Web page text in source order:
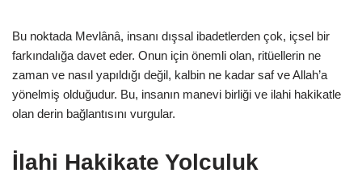
Bu noktada Mevlânâ, insanı dışsal ibadetlerden çok, içsel bir
farkındalığa davet eder. Onun için önemli olan, ritüellerin ne
zaman ve nasıl yapıldığı değil, kalbin ne kadar saf ve Allah’a
yönelmiş olduğudur. Bu, insanın manevi birliği ve ilahi hakikatle
olan derin bağlantısını vurgular.
İlahi Hakikate Yolculuk